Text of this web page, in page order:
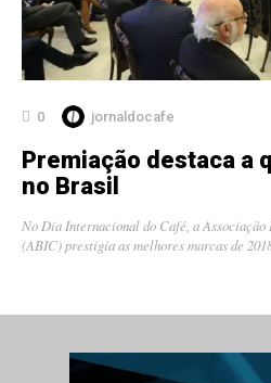
0 jornaldocafe
Premiação destaca a
no Brasil
No Dia Internacional do Café, a
(ABIC) prestigia as melhores marcas de